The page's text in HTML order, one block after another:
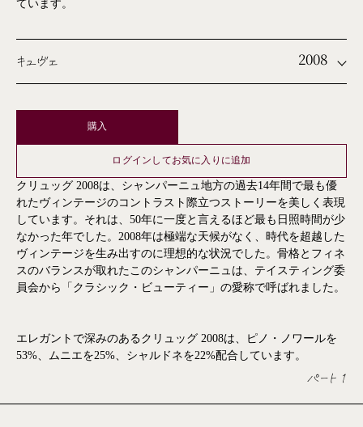
ています。
キュヴェ 2008
購入
ログインしてお気に入りに追加
クリュッグ 2008は、シャンパーニュ地方の過去14年間で最も優
れたヴィンテージのコントラスト際立つストーリーを美しく表現
しています。それは、50年に一度と言えるほど最も日照時間が少
なかった年でした。2008年は極端な天候がなく、時代を超越した
ヴィンテージを生み出すのに理想的な状況でした。骨格とフィネ
スのバランスが取れたこのシャンパーニュは、テイスティング委
員会から「クラシック・ビューティー」の愛称で呼ばれました。
エレガントで深みのあるクリュッグ 2008は、ピノ・ノワールを
53%、ムニエを25%、シャルドネを22%配合しています。
パート 1